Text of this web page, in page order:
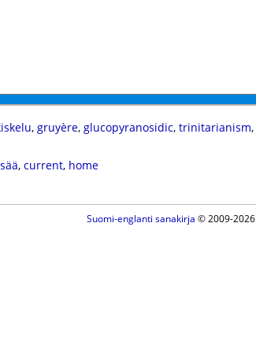
, gruyère, glucopyranosidic, trinitarianism,
sää, current, home
Suomi-englanti sanakirja © 2009-2026